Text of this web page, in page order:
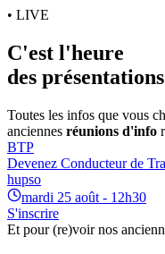
• LIVE
C'est l'heure
des
Toutes les infos que vous
anciennes réunions d'info
BTP
Devenez Conducteur de
hupso
mardi 25 août - 12h30
S'inscrire
Et pour (re)voir nos